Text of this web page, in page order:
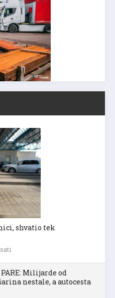
shvatio tek
PARE: Milijarde od
nestale, a autocesta